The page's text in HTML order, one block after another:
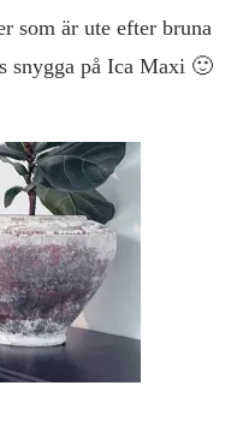
som är ute efter bruna
snygga på Ica Maxi 🙂